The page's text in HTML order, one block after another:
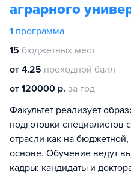
аграрного
1 программа
15 бюджетных мест
от 4.25 проходной балл
от 120000 р. за год
Факультет реализует
подготовки специалистов
отрасли как на
основе. Обучение ведут
кадры: кандидаты и